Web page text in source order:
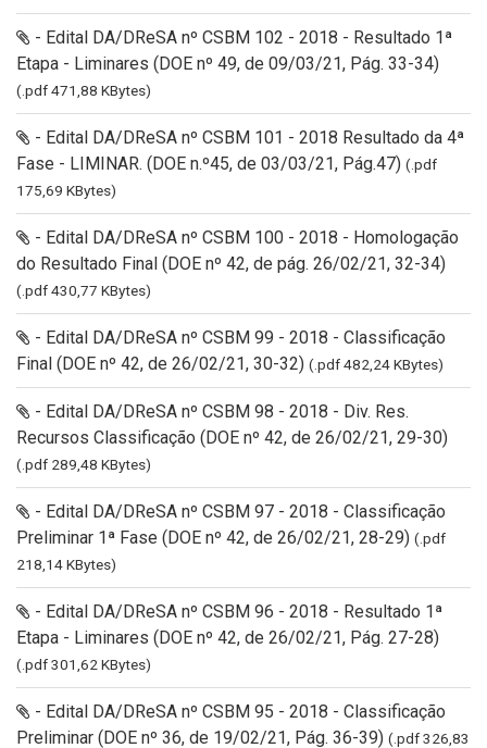
- Edital DA/DReSA nº CSBM 102 - 2018 - Resultado 1ª
Etapa - Liminares (DOE nº 49, de 09/03/21, Pág. 33-34)
(.pdf 471,88 KBytes)
- Edital DA/DReSA nº CSBM 101 - 2018 Resultado da 4ª
Fase - LIMINAR. (DOE n.º45, de 03/03/21, Pág.47) (.pdf
175,69 KBytes)
- Edital DA/DReSA nº CSBM 100 - 2018 - Homologação
do Resultado Final (DOE nº 42, de pág. 26/02/21, 32-34)
(.pdf 430,77 KBytes)
- Edital DA/DReSA nº CSBM 99 - 2018 - Classificação
Final (DOE nº 42, de 26/02/21, 30-32) (.pdf 482,24 KBytes)
- Edital DA/DReSA nº CSBM 98 - 2018 - Div. Res.
Recursos Classificação (DOE nº 42, de 26/02/21, 29-30)
(.pdf 289,48 KBytes)
- Edital DA/DReSA nº CSBM 97 - 2018 - Classificação
Preliminar 1ª Fase (DOE nº 42, de 26/02/21, 28-29) (.pdf
218,14 KBytes)
- Edital DA/DReSA nº CSBM 96 - 2018 - Resultado 1ª
Etapa - Liminares (DOE nº 42, de 26/02/21, Pág. 27-28)
(.pdf 301,62 KBytes)
- Edital DA/DReSA nº CSBM 95 - 2018 - Classificação
Preliminar (DOE nº 36, de 19/02/21, Pág. 36-39) (.pdf 326,83